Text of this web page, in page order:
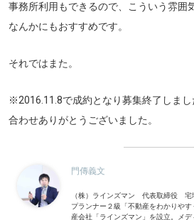
事務所利用もできるので、こういう雰囲
なんかにもおすすめです。
それではまた。
※2016.11.8で成約となり募集終了しま
合わせありがとうございました。
門傳義文
（株）ラインズマン 代表取締役 宅
プランナー２級「不動産をわかりや
産会社「ラインズマン」を設立。メ